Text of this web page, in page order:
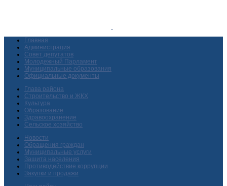
Главная
Администрация
Совет депутатов
Молодежный Парламент
Муниципальные образования
Официальные документы
Глава района
Строительство и ЖКХ
Культура
Образование
Здравоохранение
Сельское хозяйство
Новости
Обращения граждан
Муниципальные услуги
Защита населения
Противодействие коррупции
Закупки и продажи